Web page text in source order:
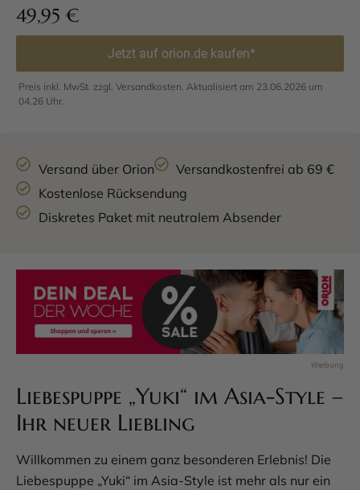
49,95 €
Jetzt auf orion.de kaufen*
Preis inkl. MwSt. zzgl. Versandkosten. Aktualisiert am 23.06.2026 um
04.26 Uhr.
Versand über Orion
Versandkostenfrei ab 69 €
Kostenlose Rücksendung
Diskretes Paket mit neutralem Absender
Liebespuppe „Yuki“ im Asia-Style –
Ihr neuer Liebling
Willkommen zu einem ganz besonderen Erlebnis! Die
Liebespuppe „Yuki“ im Asia-Style ist mehr als nur ein